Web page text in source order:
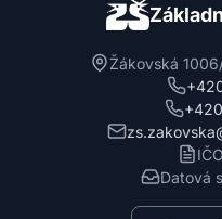
Žákovská
Datová